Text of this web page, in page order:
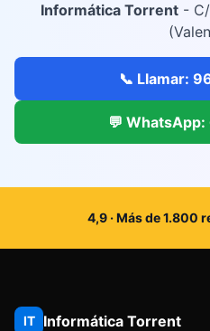
Informática Torrent- C/
📞 Llamar:
💬
4,9 · Más de 1.800
IT Informática Torrent